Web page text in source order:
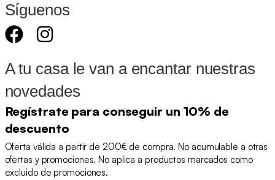
Síguenos
A tu casa le van a encantar nuestras
novedades
Regístrate para conseguir un 10% de
descuento
Oferta válida a partir de 200€ de compra. No acumulable a otras
ofertas y promociones. No aplica a productos marcados como
excluido de promociones.